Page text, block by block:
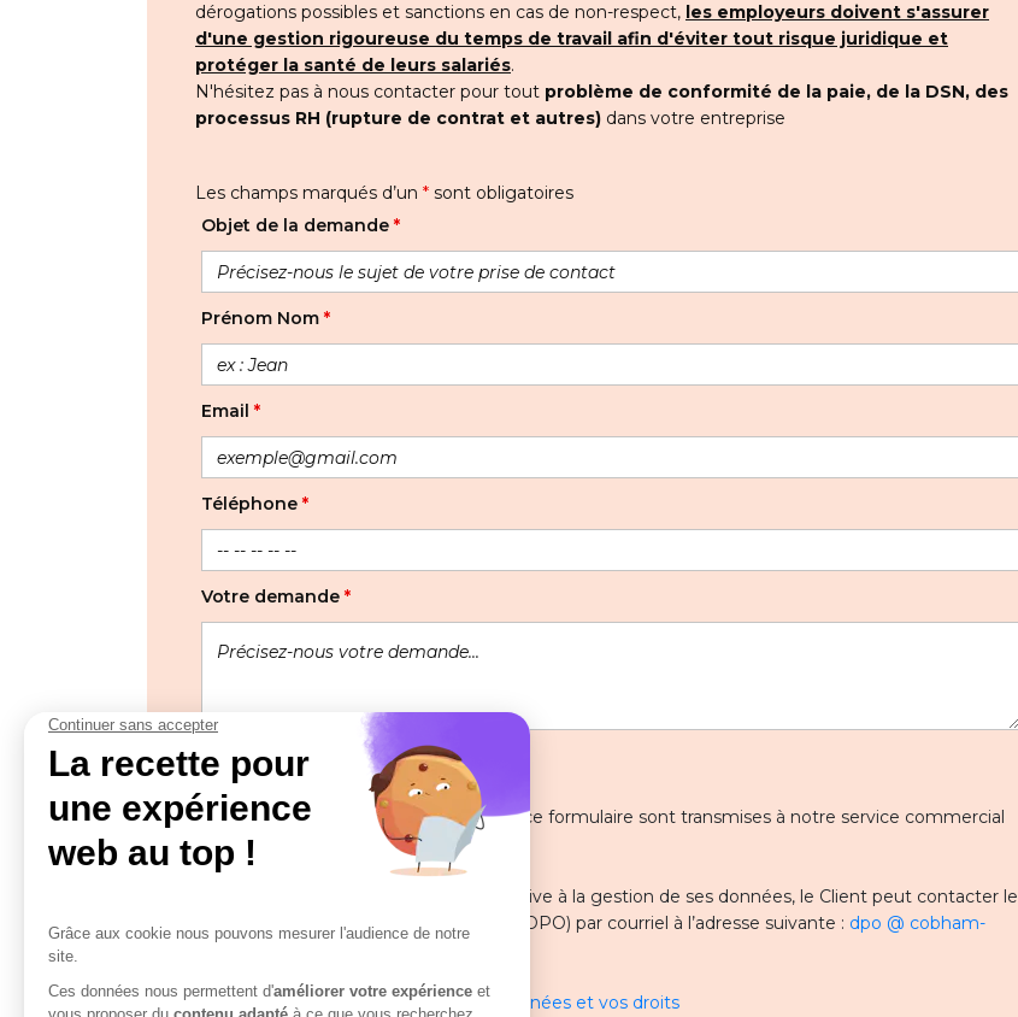
dérogations possibles et sanctions en cas de non-respect, les employeurs doivent s'assurer
d'une gestion rigoureuse du temps de travail afin d'éviter tout risque juridique et
protéger la santé de leurs salariés.
N'hésitez pas à nous contacter pour tout problème de conformité de la paie, de la DSN, des
processus RH (rupture de contrat et autres) dans votre entreprise
Les champs marqués d’un * sont obligatoires
Objet de la demande *
Prénom Nom *
Email *
Téléphone *
Votre demande *
Les informations recueillies à partir de ce formulaire sont transmises à notre service commercial
pour gérer votre demande.
Pour toute question ou remarque relative à la gestion de ses données, le Client peut contacter le
Délégué à la protection des données (DPO) par courriel à l’adresse suivante : dpo @ cobham-
solutions.com
En savoir plus sur la gestion de vos données et vos droits